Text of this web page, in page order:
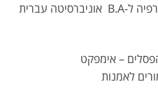
1972 - לימודי ארכיאולוגיה וגיאוגרפיה ל-B.A אוניברסיטה עברית